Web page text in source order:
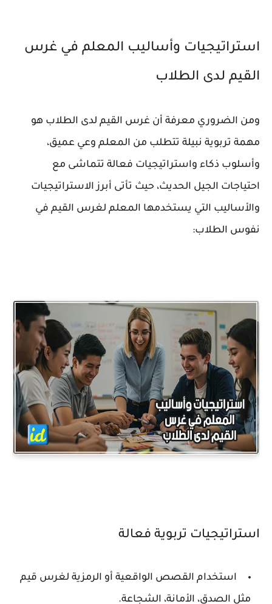
استراتيجيات وأساليب المعلم في غرس
القيم لدى الطلاب
ومن الضروري معرفة أن غرس القيم لدى الطلاب هو
مهمة تربوية نبيلة تتطلب من المعلم وعي عميق،
وأسلوب ذكاء واستراتيجيات فعالة تتماشى مع
احتياجات الجيل الحديث، حيث تأتى أبرز الاستراتيجيات
والأساليب التي يستخدمها المعلم لغرس القيم في
نفوس الطلاب:
استراتيجيات تربوية فعالة
استخدام القصص الواقعية أو الرمزية لغرس قيم
مثل الصدق، الأمانة، الشجاعة.